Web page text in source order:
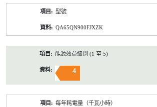
型號
QA65QN900FJXZK
能源效益級別 (1 至 5)
4
每年耗電量（千瓦小時）